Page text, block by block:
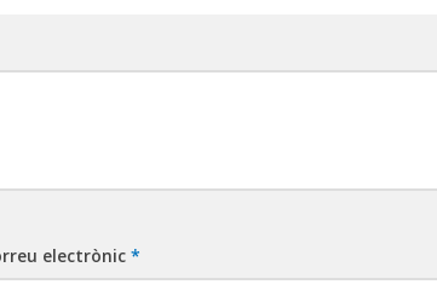
electrònic*